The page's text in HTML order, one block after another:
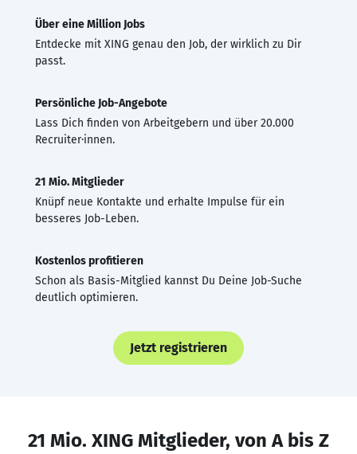
Über eine Million Jobs
Entdecke mit XING genau den Job, der wirklich zu Dir
passt.
Persönliche Job-Angebote
Lass Dich finden von Arbeitgebern und über 20.000
Recruiter·innen.
21 Mio. Mitglieder
Knüpf neue Kontakte und erhalte Impulse für ein
besseres Job-Leben.
Kostenlos profitieren
Schon als Basis-Mitglied kannst Du Deine Job-Suche
deutlich optimieren.
Jetzt registrieren
21 Mio. XING Mitglieder, von A bis Z